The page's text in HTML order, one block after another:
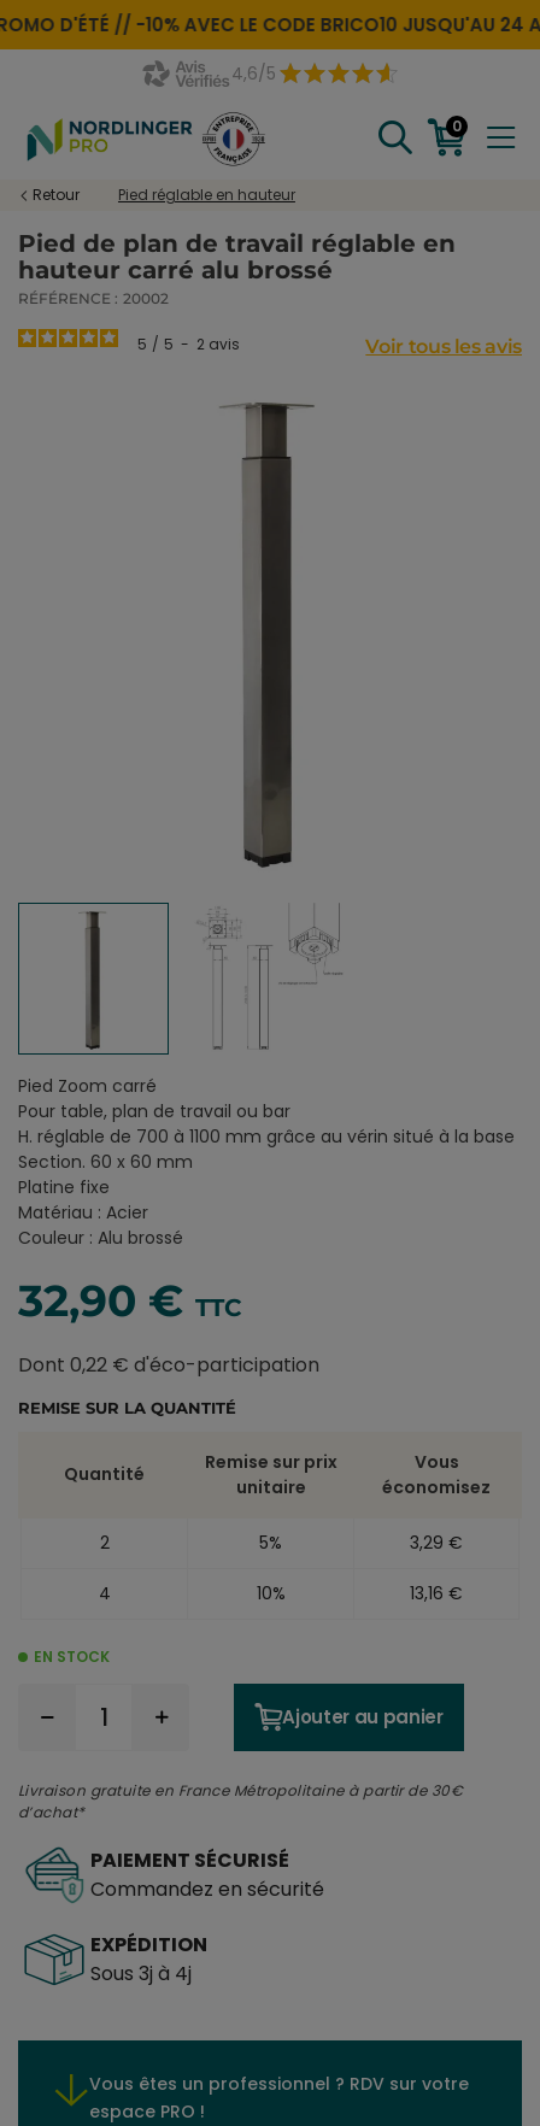
D'ÉTÉ //-10% AVEC LE CODEBRICO10JUSQU'AU 24
4,6/5
0
Retour Pied réglable en hauteur
Pied de plan de travail réglable en
hauteur carré alu brossé
RÉFÉRENCE : 20002
5 / 5 - 2 avis Voir tous les avis
Pied Zoom carré
Pour table, plan de travail ou bar
H. réglable de 700 à 1100 mm grâce au vérin situé à la base
Section. 60 x 60 mm
Platine fixe
Matériau : Acier
Couleur : Alu brossé
32,90 € TTC
Dont 0,22 € d'éco-participation
REMISE SUR LA QUANTITÉ
Quantité
Remise sur prix
unitaire
Vous
économisez
2 5% 3,29 €
4 10% 13,16 €
EN STOCK
Ajouter au panier
Livraison gratuite en France Métropolitaine à partir de 30€
d’achat*
PAIEMENT SÉCURISÉ
Commandez en sécurité
EXPÉDITION
Sous 3j à 4j
Vous êtes un professionnel ? RDV sur votre
espace PRO !